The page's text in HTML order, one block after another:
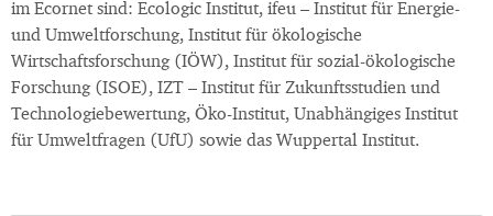
im Ecornet sind: Ecologic Institut, ifeu – Institut für Energie-
und Umweltforschung, Institut für ökologische
Wirtschaftsforschung (IÖW), Institut für sozial-ökologische
Forschung (ISOE), IZT – Institut für Zukunftsstudien und
Technologiebewertung, Öko-Institut, Unabhängiges Institut
für Umweltfragen (UfU) sowie das Wuppertal Institut.